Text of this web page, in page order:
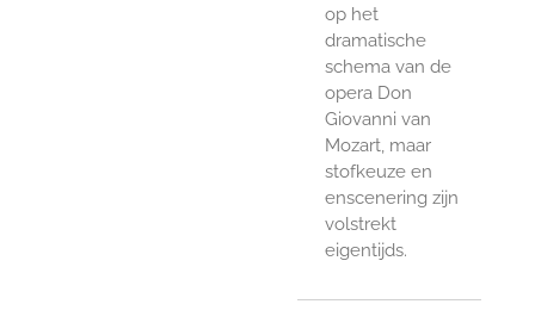
op het
dramatische
schema van de
opera Don
Giovanni van
Mozart, maar
stofkeuze en
enscenering zijn
volstrekt
eigentijds.